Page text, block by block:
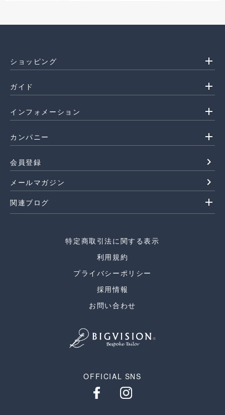
ショッピング add
ガイド add
インフォメーション add
カンパニー add
会員登録 navigate_next
メールマガジン navigate_next
関連ブログ add
特定商取引法に関する表示
利用規約
プライバシーポリシー
採用情報
お問い合わせ
OFFICIAL SNS